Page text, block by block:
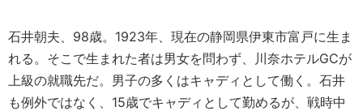
石井朝夫、98歳。1923年、現在の静岡県伊東市富戸に生ま
れる。そこで生まれた者は男女を問わず、川奈ホテルGCが
上級の就職先だ。男子の多くはキャディとして働く。石井
も例外ではなく、15歳でキャディとして勤めるが、戦時中